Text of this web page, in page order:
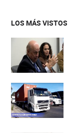
LOS MÁS VISTOS